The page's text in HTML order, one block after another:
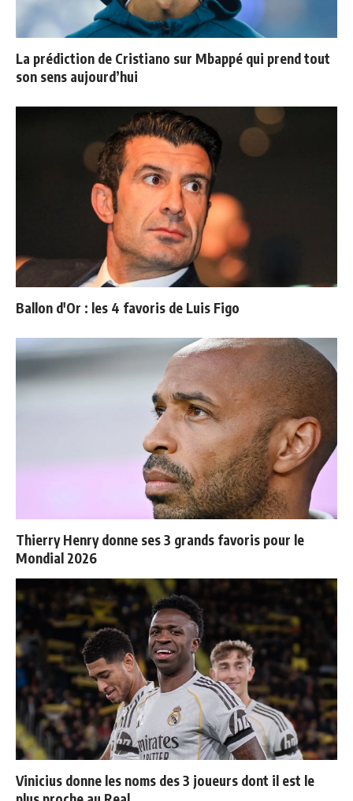
La prédiction de Cristiano sur Mbappé qui prend tout
son sens aujourd’hui
Ballon d'Or : les 4 favoris de Luis Figo
Thierry Henry donne ses 3 grands favoris pour le
Mondial 2026
Vinicius donne les noms des 3 joueurs dont il est le